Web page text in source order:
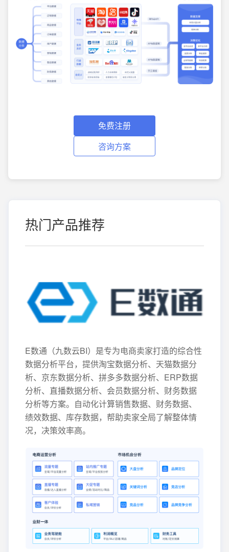
免费注册
咨询方案
热门产品推荐
E数通（九数云BI）是专为电商卖家打造的综合性
数据分析平台，提供淘宝数据分析、天猫数据分
析、京东数据分析、拼多多数据分析、ERP数据
分析、直播数据分析、会员数据分析、财务数据
分析等方案。自动化计算销售数据、财务数据、
绩效数据、库存数据，帮助卖家全局了解整体情
况，决策效率高。